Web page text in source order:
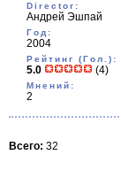
Director:
Андрей Эшпай
Год:
2004
Рейтинг (Гол.):
5.0 (4)
Мнений:
2
Всего: 32